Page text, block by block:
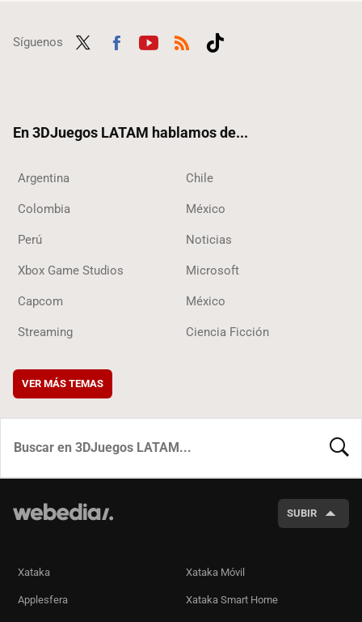
Síguenos
En 3DJuegos LATAM hablamos de...
Argentina Chile
Colombia México
Perú Noticias
Xbox Game Studios Microsoft
Capcom México
Streaming Ciencia Ficción
VER MÁS TEMAS
SUBIR
Xataka Xataka Móvil
Applesfera Xataka Smart Home